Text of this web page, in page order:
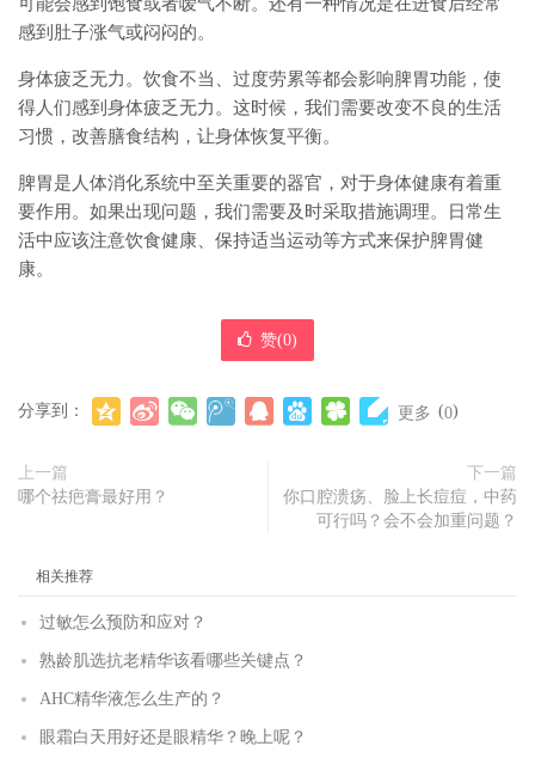
可能会感到饱食或者嗳气不断。还有一种情况是在进食后经常
感到肚子涨气或闷闷的。
身体疲乏无力。饮食不当、过度劳累等都会影响脾胃功能，使
得人们感到身体疲乏无力。这时候，我们需要改变不良的生活
习惯，改善膳食结构，让身体恢复平衡。
脾胃是人体消化系统中至关重要的器官，对于身体健康有着重
要作用。如果出现问题，我们需要及时采取措施调理。日常生
活中应该注意饮食健康、保持适当运动等方式来保护脾胃健
康。
赞(0)
分享到： 更多 (0)
上一篇
哪个祛疤膏最好用？
下一篇
你口腔溃疡、脸上长痘痘，中药
可行吗？会不会加重问题？
相关推荐
过敏怎么预防和应对？
熟龄肌选抗老精华该看哪些关键点？
AHC精华液怎么生产的？
眼霜白天用好还是眼精华？晚上呢？